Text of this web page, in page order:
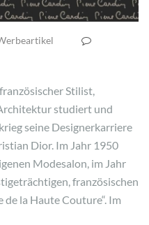
Stilist,
studiert und
seine Designerkarriere
Dior. Im Jahr 1950
Modesalon, im Jahr
französischen
la Haute Couture“. Im